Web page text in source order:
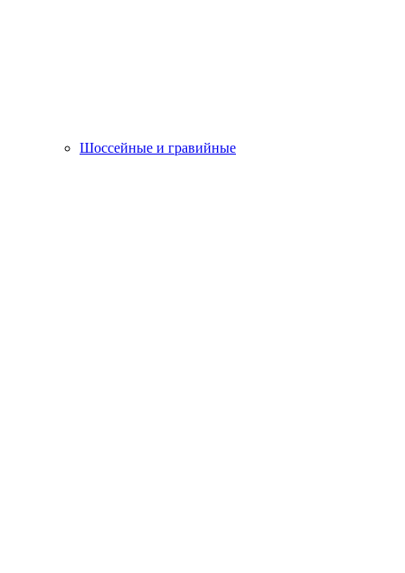
Шоссейные и гравийные